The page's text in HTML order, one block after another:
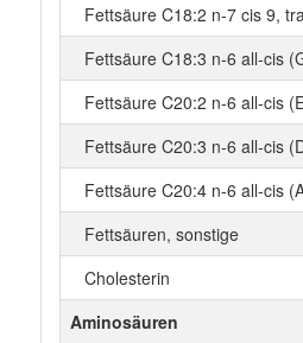
Fettsäure C18:2 n-7 cis 9,
Fettsäure C18:3 n-6 all-cis
Fettsäure C20:2 n-6 all-cis
Fettsäure C20:3 n-6 all-cis
Fettsäure C20:4 n-6 all-cis
Fettsäuren, sonstige
Cholesterin
Aminosäuren